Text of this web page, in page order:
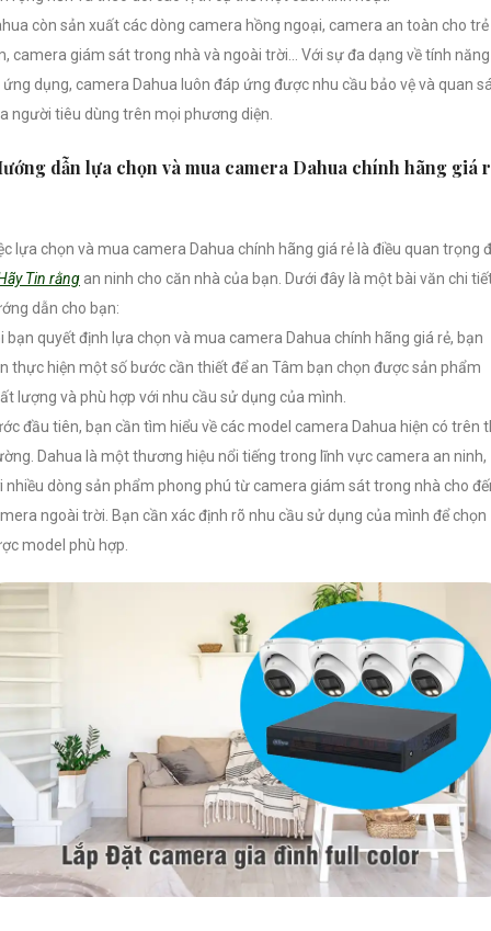
còn sản xuất các dòng camera hồng ngoại, camera an toàn cho trẻ
camera giám sát trong nhà và ngoài trời… Với sự đa dạng về tính năng
ứng dụng, camera Dahua luôn đáp ứng được nhu cầu bảo vệ và quan
người tiêu dùng trên mọi phương diện.
dẫn lựa chọn và mua camera Dahua chính hãng giá
lựa chọn và mua camera Dahua chính hãng giá rẻ là điều quan trọng
Tin rằng an ninh cho căn nhà của bạn. Dưới đây là một bài văn chi
dẫn cho bạn:
bạn quyết định lựa chọn và mua camera Dahua chính hãng giá rẻ, bạn
thực hiện một số bước cần thiết để an Tâm bạn chọn được sản phẩm
lượng và phù hợp với nhu cầu sử dụng của mình.
đầu tiên, bạn cần tìm hiểu về các model camera Dahua hiện có trên
Dahua là một thương hiệu nổi tiếng trong lĩnh vực camera an ninh,
nhiều dòng sản phẩm phong phú từ camera giám sát trong nhà cho
ngoài trời. Bạn cần xác định rõ nhu cầu sử dụng của mình để chọn
model phù hợp.